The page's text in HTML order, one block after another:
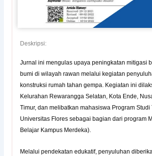
Deskripsi:
Jurnal ini mengulas upaya peningkatan mitigasi
bumi di wilayah rawan melalui kegiatan
konstruksi rumah tahan gempa. Kegiatan ini
Kelurahan Rewarangga Selatan, Kota Ende,
Timur, dan melibatkan mahasiswa Program Studi
Universitas Flores sebagai bagian dari program
Belajar Kampus Merdeka).
Melalui pendekatan edukatif, penyuluhan